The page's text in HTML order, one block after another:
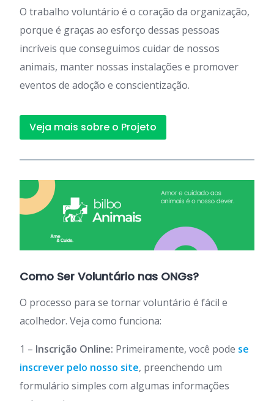
O trabalho voluntário é o coração da organização,
porque é graças ao esforço dessas pessoas
incríveis que conseguimos cuidar de nossos
animais, manter nossas instalações e promover
eventos de adoção e conscientização.
Veja mais sobre o Projeto
Como Ser Voluntário nas ONGs?
O processo para se tornar voluntário é fácil e
acolhedor. Veja como funciona:
1 – Inscrição Online: Primeiramente, você pode se
inscrever pelo nosso site, preenchendo um
formulário simples com algumas informações